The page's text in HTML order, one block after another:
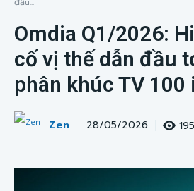
Omdia Q1/2026:
cố vị thế dẫn đầu
phân khúc TV 100
Zen 28/05/2026 195